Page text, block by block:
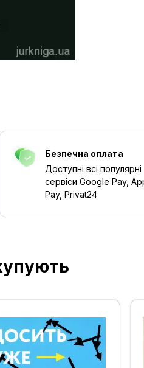
Безпечна оплата
Доступні всі популярні
сервіси Google Pay,
Pay, Privat24